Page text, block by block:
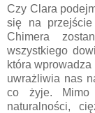
Czy Clara
się na
Chimera
wszystkiego
która
uwrażliwia nas
co żyje.
naturalności,